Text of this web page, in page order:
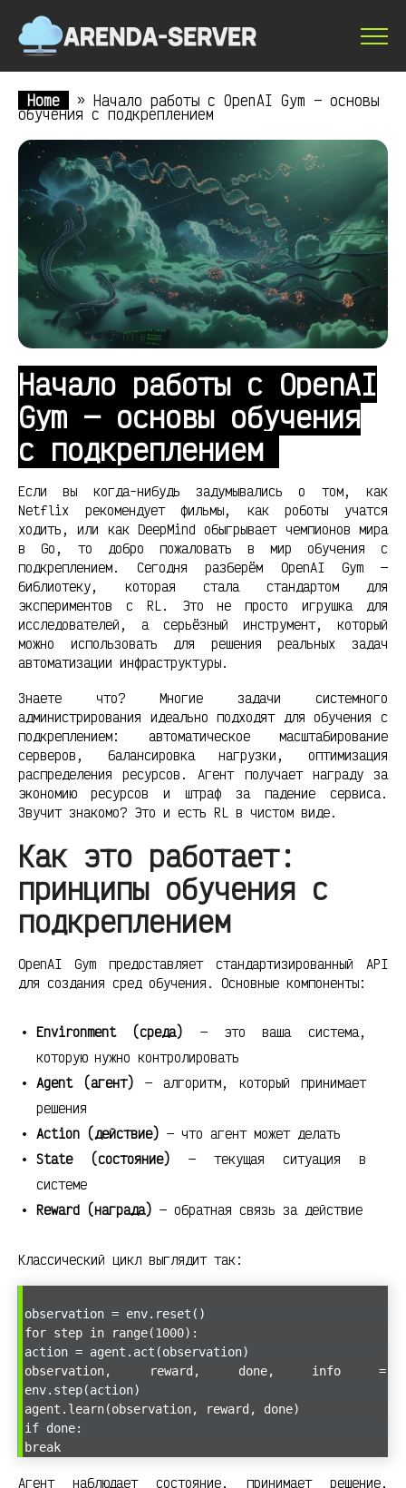
Home » Начало работы с OpenAI Gym — основы
обучения с подкреплением
Начало работы с OpenAI
Gym — основы обучения
с подкреплением
Если вы когда-нибудь задумывались о том, как
Netflix рекомендует фильмы, как роботы учатся
ходить, или как DeepMind обыгрывает чемпионов мира
в Go, то добро пожаловать в мир обучения с
подкреплением. Сегодня разберём OpenAI Gym —
библиотеку, которая стала стандартом для
экспериментов с RL. Это не просто игрушка для
исследователей, а серьёзный инструмент, который
можно использовать для решения реальных задач
автоматизации инфраструктуры.
Знаете что? Многие задачи системного
администрирования идеально подходят для обучения с
подкреплением: автоматическое масштабирование
серверов, балансировка нагрузки, оптимизация
распределения ресурсов. Агент получает награду за
экономию ресурсов и штраф за падение сервиса.
Звучит знакомо? Это и есть RL в чистом виде.
Как это работает:
принципы обучения с
подкреплением
OpenAI Gym предоставляет стандартизированный API
для создания сред обучения. Основные компоненты:
Environment (среда) — это ваша система,
которую нужно контролировать
Agent (агент) — алгоритм, который принимает
решения
Action (действие) — что агент может делать
State (состояние) — текущая ситуация в
системе
Reward (награда) — обратная связь за действие
Классический цикл выглядит так:
observation = env.reset()
for step in range(1000):
action = agent.act(observation)
observation, reward, done, info =
env.step(action)
agent.learn(observation, reward, done)
if done:
break
Агент наблюдает состояние, принимает решение,